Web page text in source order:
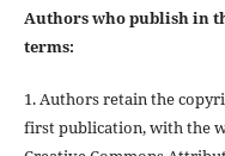
Authors who publish in
terms:
1. Authors retain the
first publication, with the